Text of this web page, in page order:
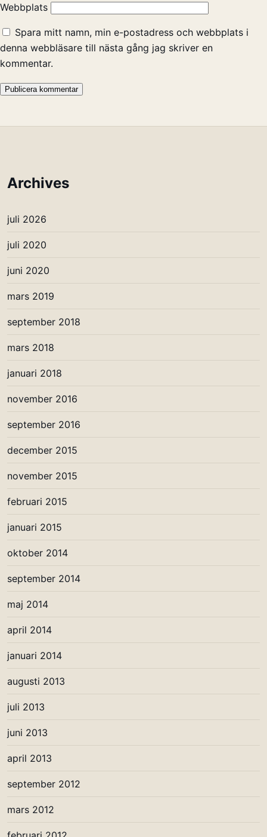
Webbplats
Spara mitt namn, min e-postadress och webbplats i
denna webbläsare till nästa gång jag skriver en
kommentar.
Archives
juli 2026
juli 2020
juni 2020
mars 2019
september 2018
mars 2018
januari 2018
november 2016
september 2016
december 2015
november 2015
februari 2015
januari 2015
oktober 2014
september 2014
maj 2014
april 2014
januari 2014
augusti 2013
juli 2013
juni 2013
april 2013
september 2012
mars 2012